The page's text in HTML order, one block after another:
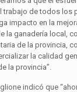
trabajo de todos los
impacto en la
la ganadería local,
de la provincia,
la calidad
la provincia”.
indicó que